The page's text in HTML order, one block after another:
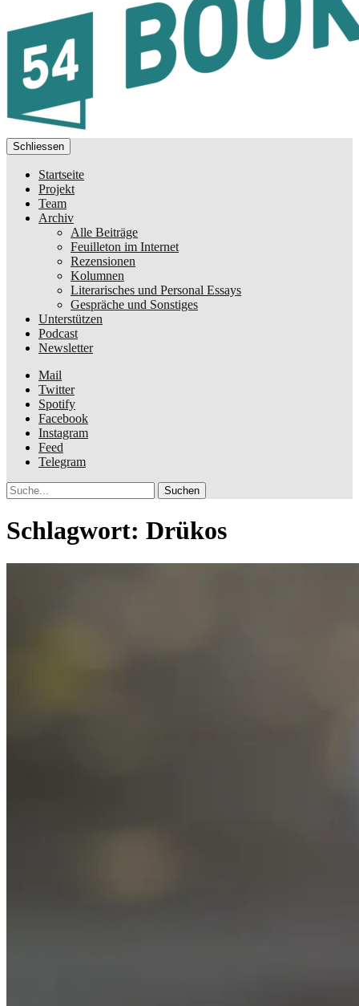
Schliessen
Startseite
Projekt
Team
Archiv
Alle Beiträge
Feuilleton im Internet
Rezensionen
Kolumnen
Literarisches und Personal Essays
Gespräche und Sonstiges
Unterstützen
Podcast
Newsletter
Mail
Twitter
Spotify
Facebook
Instagram
Feed
Telegram
Suche
Schlagwort: Drükos